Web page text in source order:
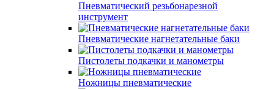
Пневматический резьбонарезной
инструмент
Пневматические нагнетательные баки
Пистолеты подкачки и манометры
Ножницы пневматические